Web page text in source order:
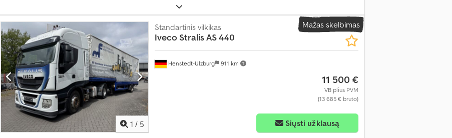
ABS, centrinis užraktas, nerūkantis automobilis, oro kondicionavimas, oro pagalvė, šaldytuvas
Mažas skelbimas
1 / 5
Henstedt-Ulzburg 911 km
Standartinis vilkikas
Iveco Stralis AS 440
11 500 €
VB plius PVM
(13 685 € bruto)
Siųsti užklausą
u
n
e
i
1
4